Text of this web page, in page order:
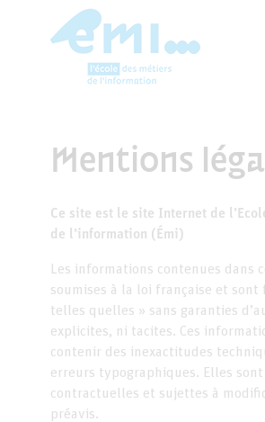
Mentions
Ce site est le site Internet de
de l’information (Émi)
Les informations contenues dans
soumises à la loi française et sont
telles quelles » sans garanties
explicites, ni tacites. Ces
contenir des inexactitudes
erreurs typographiques. Elles sont
contractuelles et sujettes à
préavis.